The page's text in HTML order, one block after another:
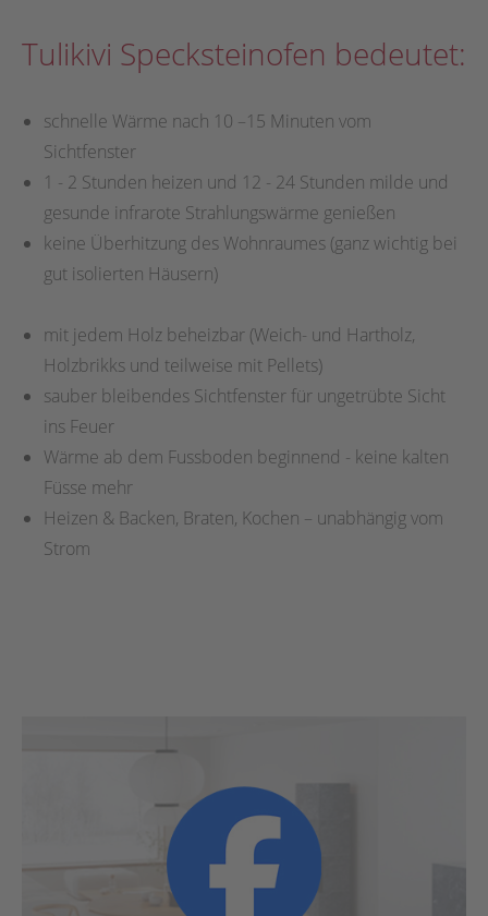
Tulikivi Specksteinofen bedeutet:
schnelle Wärme nach 10 –15 Minuten vom
Sichtfenster
1 - 2 Stunden heizen und 12 - 24 Stunden milde und
gesunde infrarote Strahlungswärme genießen
keine Überhitzung des Wohnraumes (ganz wichtig bei
gut isolierten Häusern)
mit jedem Holz beheizbar (Weich- und Hartholz,
Holzbrikks und teilweise mit Pellets)
sauber bleibendes Sichtfenster für ungetrübte Sicht
ins Feuer
Wärme ab dem Fussboden beginnend - keine kalten
Füsse mehr
Heizen & Backen, Braten, Kochen – unabhängig vom
Strom